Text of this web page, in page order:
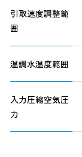
引取速度調整範
囲
温調水温度範囲
入力圧縮空気圧
力